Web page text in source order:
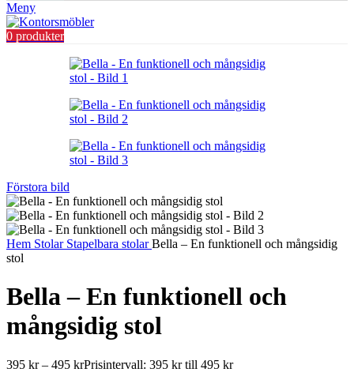
Meny
0 produkter
Förstora bild
Hem Stolar Stapelbara stolarBella – En funktionell och mångsidig
stol
Bella – En funktionell och
mångsidig stol
395 kr – 495 krPrisintervall: 395 kr till 495 kr